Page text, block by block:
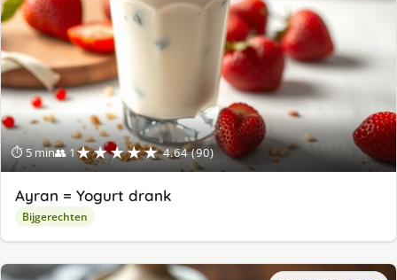
⏱ 5 min👥 1★★★★★ 4.64 (90)
Ayran = Yogurt drank
Bijgerechten